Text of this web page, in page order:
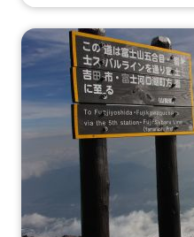
Japon,Tokyo
Ouvrir